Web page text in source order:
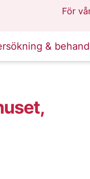
För
&